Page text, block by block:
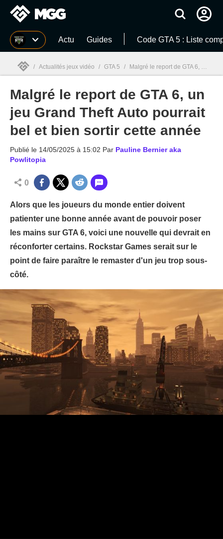
MGG Actu Guides Code GTA 5 : Liste
MGG
/ Actualités jeux vidéo / GTA 5 / Malgré le report de GTA 6, un jeu Grand Theft Auto pourrait bel et bien sortir cette année
Malgré le report de GTA 6, un
jeu Grand Theft Auto pourrait
bel et bien sortir cette année
Publié le 14/05/2025 à 15:02 Par Pauline Bernier aka
Powlitopia
0
Alors que les joueurs du monde entier doivent
patienter une bonne année avant de pouvoir poser
les mains sur GTA 6, voici une nouvelle qui devrait en
réconforter certains. Rockstar Games serait sur le
point de faire paraître le remaster d'un jeu trop sous-
côté.